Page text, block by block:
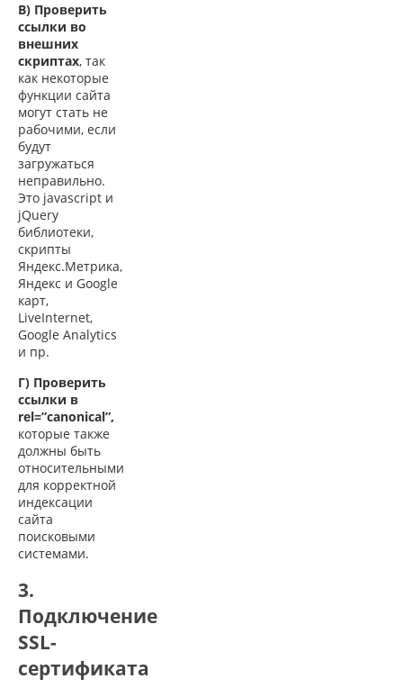
В) Проверить
ссылки во
внешних
скриптах, так
как некоторые
функции сайта
могут стать не
рабочими, если
будут
загружаться
неправильно.
Это javascript и
jQuery
библиотеки,
скрипты
Яндекс.Метрика,
Яндекс и Google
карт,
LiveInternet,
Google Analytics
и пр.
Г) Проверить
ссылки в
rel=”canonical”,
которые также
должны быть
относительными
для корректной
индексации
сайта
поисковыми
системами.
3.
Подключение
SSL-
сертификата